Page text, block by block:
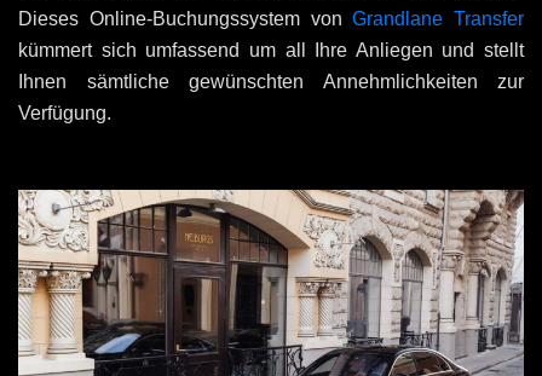
Dieses Online-Buchungssystem vonGrandlane Transfer
kümmert sich umfassend um all Ihre Anliegen und stellt
Ihnen sämtliche gewünschten Annehmlichkeiten zur
Verfügung.